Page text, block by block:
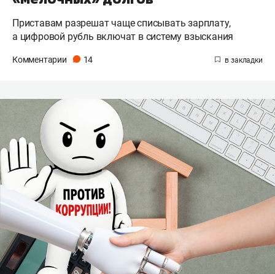
Приставам разрешат чаще списывать зарплату,
а цифровой рубль включат в систему взыскания
Комментарии 14